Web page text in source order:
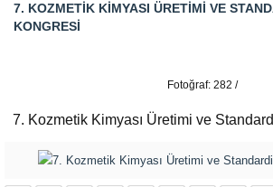
7. KOZMETIK KIMYASI ÜRETIMI VE
KONGRESI
Fotoğraf: 282 /
7. Kozmetik Kimyası Üretimi ve